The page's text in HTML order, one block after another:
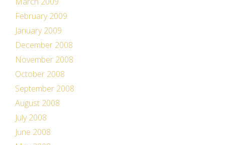
February 2009
January 2009
December 2008
November 2008
October 2008
September 2008
August 2008
July 2008
June 2008